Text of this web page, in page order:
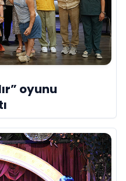
oyunu